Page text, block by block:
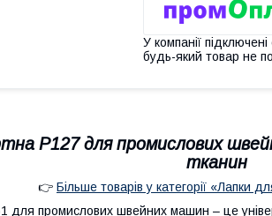
У компанії
будь-який товар не
Р127 для промислових
тканин
👉 Більше товарів у категорії «Лапки
для промислових швейних машин – це